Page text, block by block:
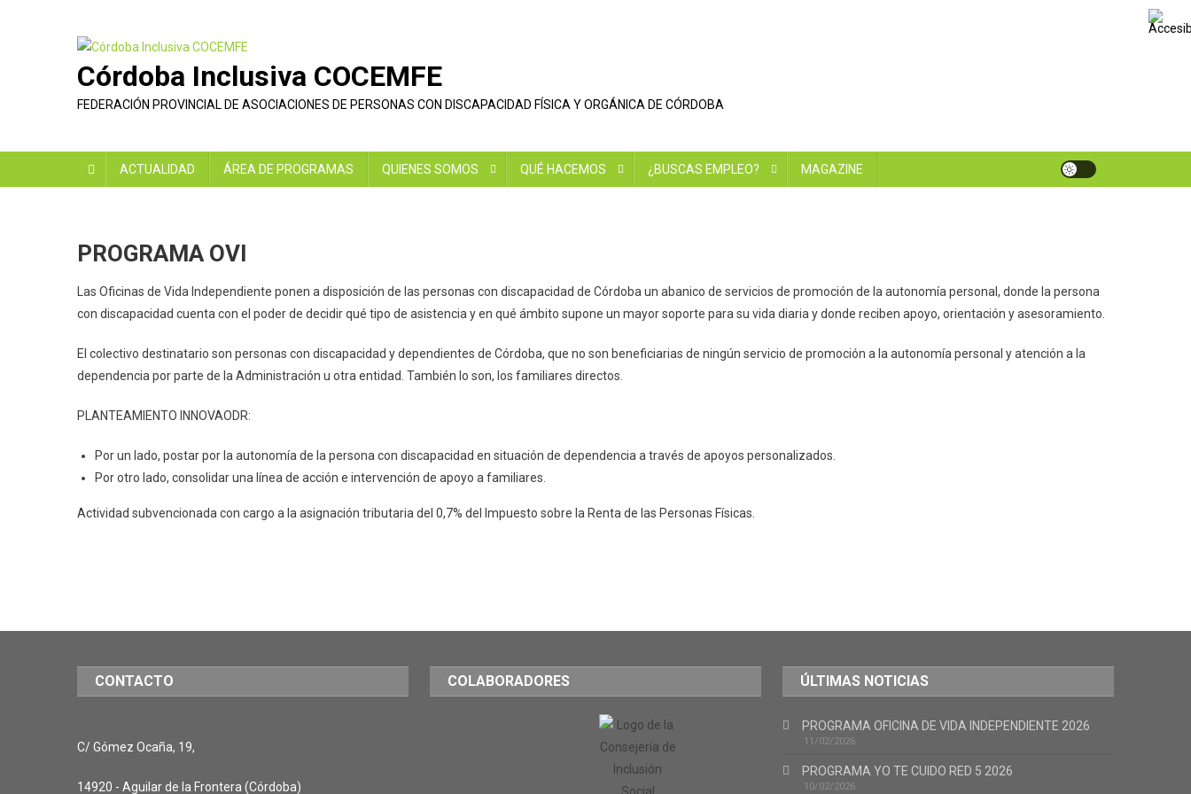
Córdoba Inclusiva COCEMFE
FEDERACIÓN PROVINCIAL DE ASOCIACIONES DE PERSONAS CON DISCAPACIDAD FÍSICA Y ORGÁNICA DE CÓRDOBA
ACTUALIDAD ÁREA DE PROGRAMAS QUIENES SOMOS QUÉ HACEMOS ¿BUSCAS EMPLEO? MAGAZINE
PROGRAMA OVI
Las Oficinas de Vida Independiente ponen a disposición de las personas con discapacidad de Córdoba un abanico de servicios de promoción de la autonomía personal, donde la persona
con discapacidad cuenta con el poder de decidir qué tipo de asistencia y en qué ámbito supone un mayor soporte para su vida diaria y donde reciben apoyo, orientación y asesoramiento.
El colectivo destinatario son personas con discapacidad y dependientes de Córdoba, que no son beneficiarias de ningún servicio de promoción a la autonomía personal y atención a la
dependencia por parte de la Administración u otra entidad. También lo son, los familiares directos.
PLANTEAMIENTO INNOVAODR:
Por un lado, postar por la autonomía de la persona con discapacidad en situación de dependencia a través de apoyos personalizados.
Por otro lado, consolidar una línea de acción e intervención de apoyo a familiares.
Actividad subvencionada con cargo a la asignación tributaria del 0,7% del Impuesto sobre la Renta de las Personas Físicas.
CONTACTO
C/ Gómez Ocaña, 19,
14920 - Aguilar de la Frontera (Córdoba)
COLABORADORES ÚLTIMAS NOTICIAS
PROGRAMA OFICINA DE VIDA INDEPENDIENTE 2026
11/02/2026
PROGRAMA YO TE CUIDO RED 5 2026
10/02/2026